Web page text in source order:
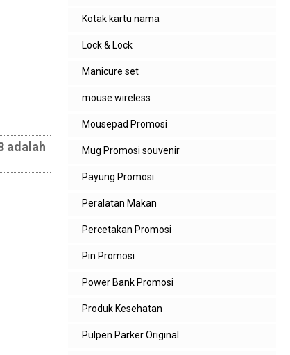
adalah
Kotak kartu nama
Lock & Lock
Manicure set
mouse wireless
Mousepad Promosi
Mug Promosi souvenir
Payung Promosi
Peralatan Makan
Percetakan Promosi
Pin Promosi
Power Bank Promosi
Produk Kesehatan
Pulpen Parker Original